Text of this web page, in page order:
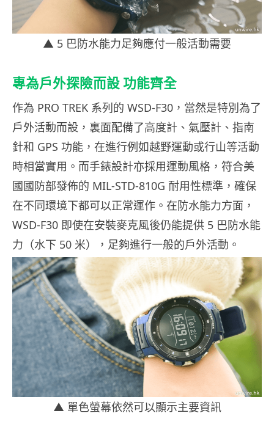
▲ 5 巴防水能力足夠應付一般活動需要
專為戶外探險而設 功能齊全
作為 PRO TREK 系列的 WSD-F30，當然是特別為了
戶外活動而設，裏面配備了高度計、氣壓計、指南
針和 GPS 功能，在進行例如越野運動或行山等活動
時相當實用。而手錶設計亦採用運動風格，符合美
國國防部發佈的 MIL-STD-810G 耐用性標準，確保
在不同環境下都可以正常運作。在防水能力方面，
WSD-F30 即使在安裝麥克風後仍能提供 5 巴防水能
力（水下 50 米），足夠進行一般的戶外活動。
▲ 單色螢幕依然可以顯示主要資訊